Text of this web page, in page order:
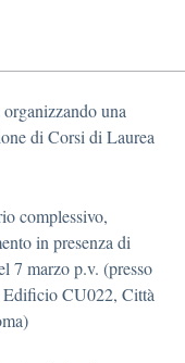
una
di Corsi di Laurea
complessivo,
in presenza di
7 marzo p.v. (presso
CU022, Città